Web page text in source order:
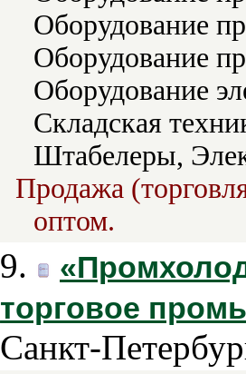
Оборудование
Оборудование
Оборудование
Складская
Штабелеры,
Продажа
оптом.
9.
торговое
Санкт-